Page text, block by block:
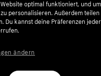
optimal funktioniert, und um
personalisieren. Außerdem teilen
Du kannst deine Präferenzen
ändern